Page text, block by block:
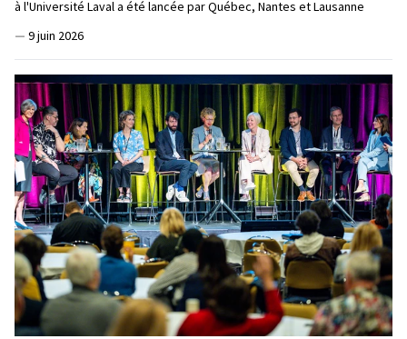
à l'Université Laval a été lancée par Québec, Nantes et Lausanne
— 9 juin 2026